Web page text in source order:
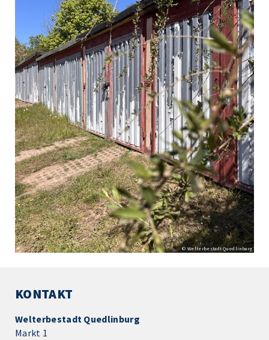
© Welterbestadt Quedlinburg
KONTAKT
Welterbestadt Quedlinburg
Markt 1